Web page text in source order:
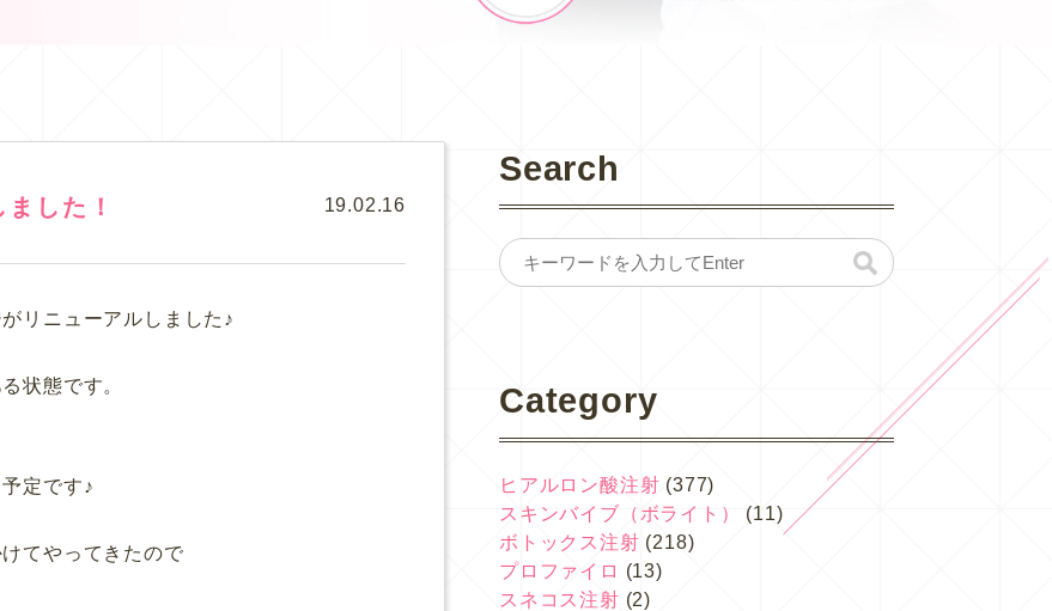
した！ 19.02.16
リニューアルしました♪
状態です。
定です♪
てやってきたので
Search
Category
ヒアルロン酸注射 (377)
スキンバイブ（ボライト）
(11)
ボトックス注射 (218)
プロファイロ (13)
スネコス注射 (2)